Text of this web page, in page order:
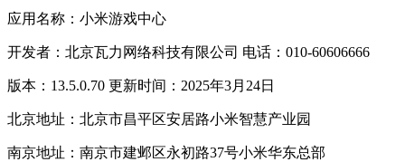
应用名称：小米游戏中心
开发者：北京瓦力网络科技有限公司 电话：010-60606666
版本：13.5.0.70 更新时间：2025年3月24日
北京地址：北京市昌平区安居路小米智慧产业园
南京地址：南京市建邺区永初路37号小米华东总部